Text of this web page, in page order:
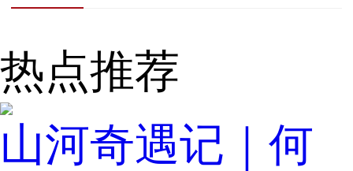
热点推荐
山河奇遇记｜何